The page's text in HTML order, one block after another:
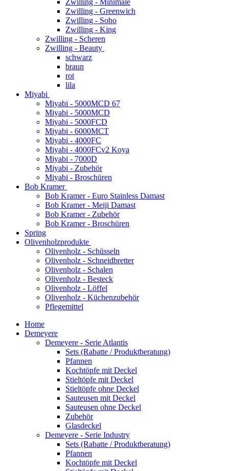
Zwilling - Minimale
Zwilling - Greenwich
Zwilling - Soho
Zwilling - King
Zwilling - Scheren
Zwilling - Beauty
schwarz
braun
rot
lila
Miyabi
Miyabi - 5000MCD 67
Miyabi - 5000MCD
Miyabi - 5000FCD
Miyabi - 6000MCT
Miyabi - 4000FC
Miyabi - 4000FCv2 Koya
Miyabi - 7000D
Miyabi - Zubehör
Miyabi - Broschüren
Bob Kramer
Bob Kramer - Euro Stainless Damast
Bob Kramer - Meiji Damast
Bob Kramer - Zubehör
Bob Kramer - Broschüren
Spring
Olivenholzprodukte
Olivenholz - Schüsseln
Olivenholz - Schneidbretter
Olivenholz - Schalen
Olivenholz - Besteck
Olivenholz - Löffel
Olivenholz - Küchenzubehör
Pflegemittel
Home
Demeyere
Demeyere - Serie Atlantis
Sets (Rabatte / Produktberatung)
Pfannen
Kochtöpfe mit Deckel
Stieltöpfe mit Deckel
Stieltöpfe ohne Deckel
Sauteusen mit Deckel
Sauteusen ohne Deckel
Zubehör
Glasdeckel
Demeyere - Serie Industry
Sets (Rabatte / Produktberatung)
Pfannen
Kochtöpfe mit Deckel